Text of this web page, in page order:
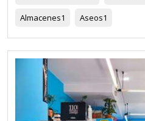
Almacenes1 Aseos1